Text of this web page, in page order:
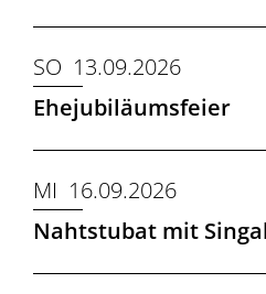
SO 13.09.2026
Ehejubiläumsfeier
MI 16.09.2026
Nahtstubat mit